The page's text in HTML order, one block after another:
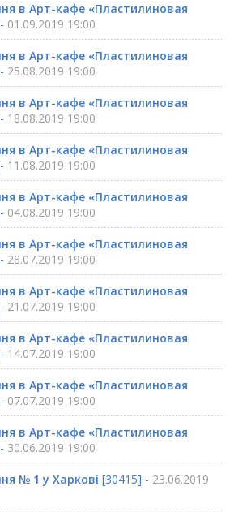
в Арт-кафе «Пластилиновая
01.09.2019 19:00
в Арт-кафе «Пластилиновая
25.08.2019 19:00
в Арт-кафе «Пластилиновая
18.08.2019 19:00
в Арт-кафе «Пластилиновая
11.08.2019 19:00
в Арт-кафе «Пластилиновая
04.08.2019 19:00
в Арт-кафе «Пластилиновая
28.07.2019 19:00
в Арт-кафе «Пластилиновая
21.07.2019 19:00
в Арт-кафе «Пластилиновая
14.07.2019 19:00
в Арт-кафе «Пластилиновая
07.07.2019 19:00
в Арт-кафе «Пластилиновая
30.06.2019 19:00
№ 1 у Харкові [30415] - 23.06.2019